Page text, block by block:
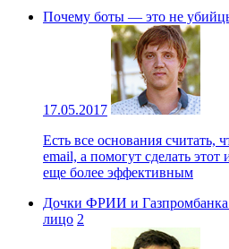
Почему боты — это не
17.05.2017
Есть все основания считать,
email, а помогут сделать этот
еще более эффективным
Дочки ФРИИ и Газпромбанка
лицо 2